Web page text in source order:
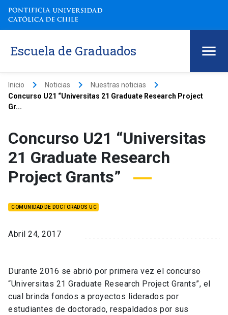
Escuela de Graduados
Inicio keyboard_arrow_right Noticias keyboard_arrow_right Nuestras noticias keyboard_arrow_right
Concurso U21 “Universitas 21 Graduate Research Project
Gr...
Concurso U21 “Universitas
21 Graduate Research
Project Grants”
COMUNIDAD DE DOCTORADOS UC
Abril 24, 2017
Durante 2016 se abrió por primera vez el concurso
“Universitas 21 Graduate Research Project Grants”, el
cual brinda fondos a proyectos liderados por
estudiantes de doctorado, respaldados por sus